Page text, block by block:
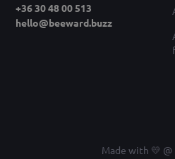
+36 30 48 00 513
hello@beeward.buzz
Made with 💛